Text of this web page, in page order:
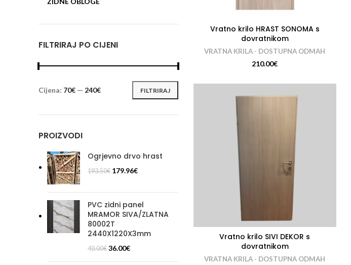
FILTRIRAJ PO CIJENI
FILTRIRAJ
Cijena: 70€ — 240€
PROIZVODI
Ogrjevno drvo hrast
193.50€ 179.96€
PVC zidni panel
MRAMOR SIVA/ZLATNA
80002T
2440X1220X3mm
40.00€ 36.00€
Vratno krilo HRAST SONOMA s
dovratnikom
VRATNA KRILA - DOSTUPNA ODMAH
210.00€
Vratno krilo SIVI DEKOR s
dovratnikom
VRATNA KRILA - DOSTUPNA ODMAH